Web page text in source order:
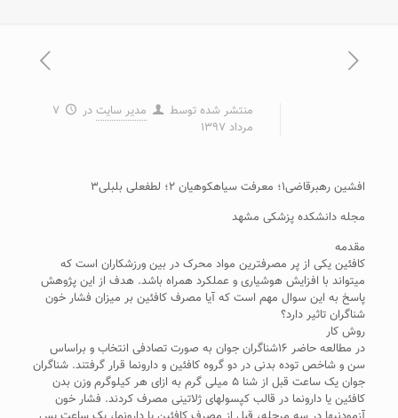
منتشر شده توسط مدیر سایت در
۷
مرداد ۱۳۹۷
افشین رهبرقاضی۱؛ معرفت سیاهکوهیان ۲؛ لطفعلی بلبلی۳
مجله دانشکده پزشکی مشهد
مقدمه
کافئین یکی از پر مصرف‎ترین مواد محرک در بین ورزشکاران است که
می‎تواند با افزایش هوشیاری و عملکرد همراه باشد. هدف از این پژوهش
پاسخ به این سوال مهم است که آیا مصرف کافئین بر میزان فشار خون
شناگران تاثیر دارد؟
روش کار
در مطالعه حاضر ۱۶شناگران جوان به صورت تصادفی انتخاب و براساس
سن و شاخص توده بدنی در دو گروه کافئین و دارونما قرار گرفتند. شناگران
جوان یک ساعت قبل از شنا ۵ میلی گرم به ازای هر کیلوگرم وزن بدن
کافئین یا دارونما در قالب کپسول‎های ژلاتینی مصرف کردند. فشار خون